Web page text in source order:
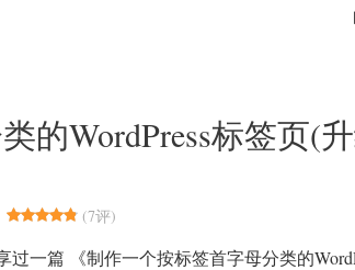
的WordPress标签页(
(7评)
过一篇 《制作一个按标签首字母分类的